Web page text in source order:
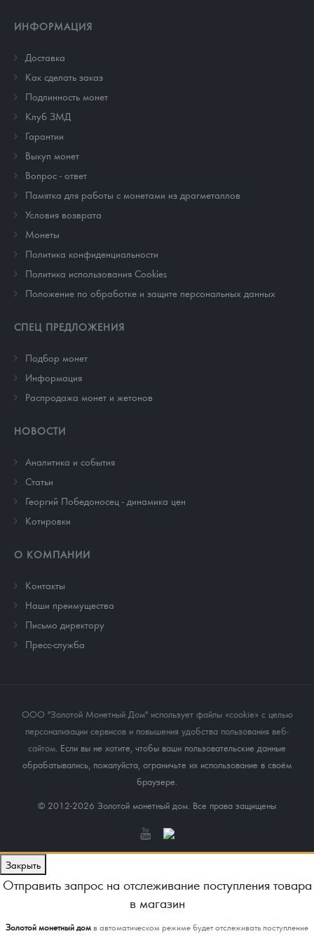
ИНФОРМАЦИЯ
Доставка
Как сделать заказ
Подлинность монет
Клуб ЗМД
Гарантии
Выкуп монет
Вопрос - ответ
Памятка для работы с монетами из драгметаллов
Условия возврата
Монеты
Политика конфиденциальности
Политика использования Cookies
Положение по обработке и защите персональных данных
СПЕЦ ПРЕДЛОЖЕНИЯ
Подбор монет
Информация
Распродажа монет и жетонов
НОВОСТИ
Аналитика и события
Cтатьи
Георгий Победоносец - динамика цен
Котировки
О КОМПАНИИ
Контакты
Наши преимущества
Письмо директору
Пресс-служба
ООО "Золотой Монетный Дом" использует файлы «cookie» с целью
персонализации сервисов и повышения удобства пользования веб-
сайтом . Если вы не хотите, чтобы ваши пользовательские данные
обрабатывались, пожалуйста, ограничьте их использование в своём
браузере.
© 2012-2026 Золотой монетный дом. Все права защищены
Закрыть
Отправить запрос на отслеживание поступления товара
в магазин
Золотой монетный домв автоматическом режиме будет отслеживать поступление